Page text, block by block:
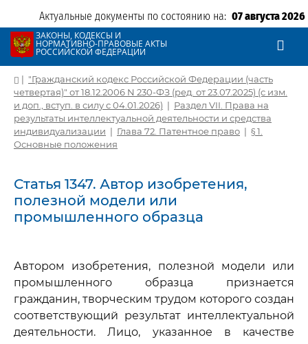
Актуальные документы по состоянию на: 07 августа 2026
ЗАКОНЫ, КОДЕКСЫ И
НОРМАТИВНО-ПРАВОВЫЕ АКТЫ
РОССИЙСКОЙ ФЕДЕРАЦИИ
| "Гражданский кодекс Российской Федерации (часть
четвертая)" от 18.12.2006 N 230-ФЗ (ред. от 23.07.2025) (с изм.
и доп., вступ. в силу с 04.01.2026) | Раздел VII. Права на
результаты интеллектуальной деятельности и средства
индивидуализации | Глава 72. Патентное право | § 1.
Основные положения
Статья 1347. Автор изобретения,
полезной модели или
промышленного образца
Автором изобретения, полезной модели или
промышленного образца признается
гражданин, творческим трудом которого создан
соответствующий результат интеллектуальной
деятельности. Лицо, указанное в качестве